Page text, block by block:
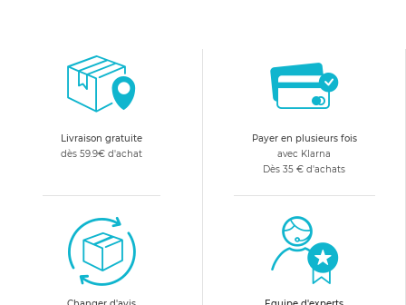
Livraison gratuite
dès 59.9€ d'achat
Payer en plusieurs fois
avec Klarna
Dès 35 € d'achats